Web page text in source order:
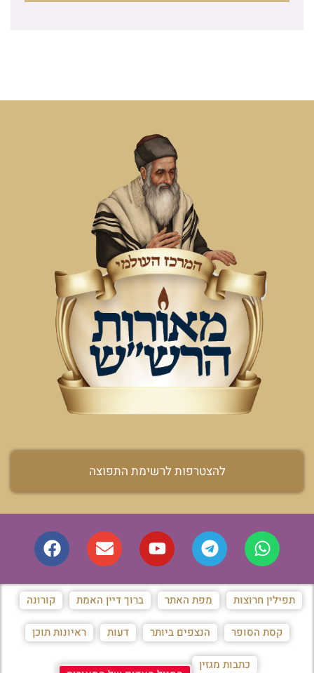
להצטרפות לרשימת התפוצה
תפילין חרוצות מפת האתר ברוך דיין האמת קורונה
קסת הסופר הנצפים ביותר דעות ראיונות תוכן
כתבות מגזין